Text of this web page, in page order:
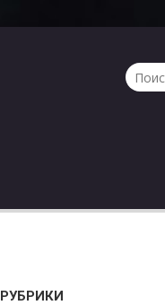
Поиск
по:
РУБРИКИ